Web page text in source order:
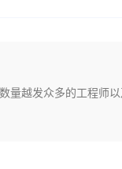
量越发众多的工程师